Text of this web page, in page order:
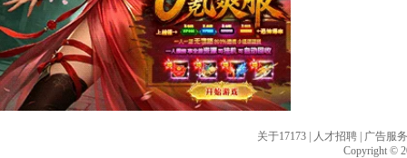
关于17173 人才招聘
广告服务
Copyright ©